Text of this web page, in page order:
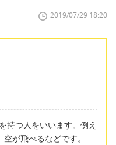
2019/07/29 18:20
つ人をいいます。例え
が飛べるなどです。